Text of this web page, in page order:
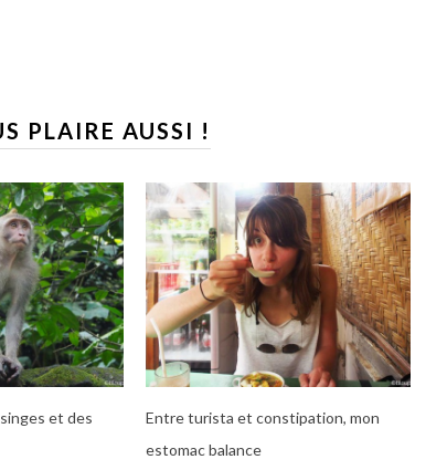
PLAIRE AUSSI !
et des
Entre turista et constipation, mon
estomac balance